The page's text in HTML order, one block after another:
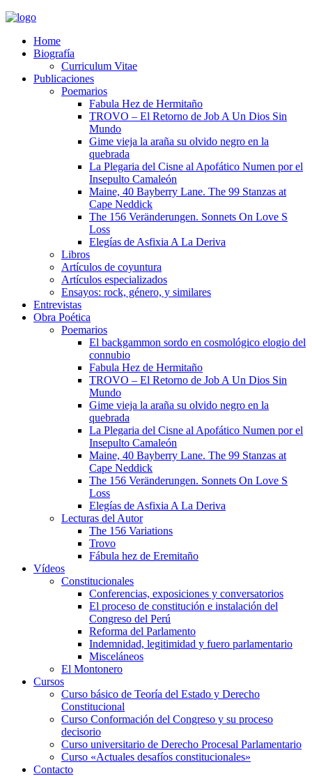
Home
Biografía
Curriculum Vitae​
Publicaciones
Poemarios
Fabula Hez de Hermitaño
TROVO – El Retorno de Job A Un Dios Sin
Mundo
Gime vieja la araña su olvido negro en la
quebrada
La Plegaria del Cisne al Apofático Numen por el
Insepulto Camaleón
Maine, 40 Bayberry Lane. The 99 Stanzas at
Cape Neddick
The 156 Veränderungen. Sonnets On Love S
Loss
Elegías de Asfixia A La Deriva
Libros
Artículos de coyuntura
Artículos especializados
Ensayos: rock, género, y similares
Entrevistas
Obra Poética
Poemarios
El backgammon sordo en cosmológico elogio del
connubio
Fabula Hez de Hermitaño
TROVO – El Retorno de Job A Un Dios Sin
Mundo
Gime vieja la araña su olvido negro en la
quebrada
La Plegaria del Cisne al Apofático Numen por el
Insepulto Camaleón
Maine, 40 Bayberry Lane. The 99 Stanzas at
Cape Neddick
The 156 Veränderungen. Sonnets On Love S
Loss
Elegías de Asfixia A La Deriva
Lecturas del Autor
The 156 Variations
Trovo
Fábula hez de Eremitaño
Vídeos
Constitucionales
Conferencias, exposiciones y conversatorios
El proceso de constitución e instalación del
Congreso del Perú
Reforma del Parlamento
Indemnidad, legitimidad y fuero parlamentario
Misceláneos
El Montonero
Cursos
Curso básico de Teoría del Estado y Derecho
Constitucional
Curso Conformación del Congreso y su proceso
decisorio
Curso universitario de Derecho Procesal Parlamentario
Curso «Actuales desafíos constitucionales»
Contacto